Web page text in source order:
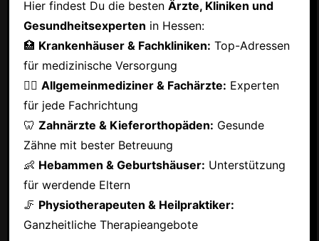
Hier findest Du die besten Ärzte, Kliniken und
Gesundheitsexperten in Hessen:
🏥 Krankenhäuser & Fachkliniken: Top-Adressen
für medizinische Versorgung
👩‍⚕️ Allgemeinmediziner & Fachärzte: Experten
für jede Fachrichtung
🦷 Zahnärzte & Kieferorthopäden: Gesunde
Zähne mit bester Betreuung
👶 Hebammen & Geburtshäuser: Unterstützung
für werdende Eltern
🦵 Physiotherapeuten & Heilpraktiker:
Ganzheitliche Therapieangebote